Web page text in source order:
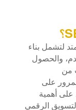
لتشمل بناء
والحصول
من
المرور على
على أهمية
الرقمي